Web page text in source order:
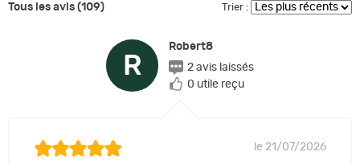
Tous les avis (109) Trier :
R
Robert8
2 avis laissés
0 utile reçu
le 21/07/2026